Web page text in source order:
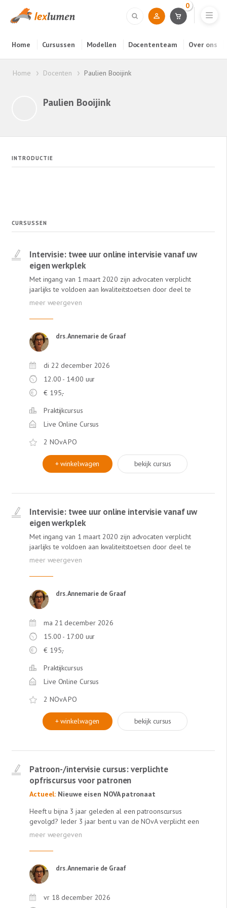
Home Cursussen Modellen Docententeam Over ons
0
Home Docenten Paulien Booijink
Paulien Booijink
INTRODUCTIE
CURSUSSEN
Intervisie: twee uur online intervisie vanaf uw
eigen werkplek
Met ingang van 1 maart 2020 zijn advocaten verplicht
jaarlijks te voldoen aan kwaliteitstoetsen door deel te
nemen aan een vorm van gestructureerde feedback,
zoals intervisie. In de Online Intervisie van Lexlumen
krijgt u van een ervaren gespreksleider én van collega's
ervaren intervisie-gespreksleider (ervaren trainer bij de
NOvA) staat garant voor een leerzame ervaring! Deze
intervisie is online! Dus geen reistijd!
drs. Annemarie de Graaf
di 22 december 2026
12.00 - 14:00 uur
€ 195,-
Praktijkcursus
Live Online Cursus
2 NOvA PO
+ winkelwagen bekijk cursus
Intervisie: twee uur online intervisie vanaf uw
eigen werkplek
Met ingang van 1 maart 2020 zijn advocaten verplicht
jaarlijks te voldoen aan kwaliteitstoetsen door deel te
nemen aan een vorm van gestructureerde feedback,
zoals intervisie. In de Online Intervisie van Lexlumen
krijgt u van een ervaren gespreksleider én van collega's
ervaren intervisie-gespreksleider (ervaren trainer bij de
NOvA) staat garant voor een leerzame ervaring! Deze
intervisie is online! Dus geen reistijd!
drs. Annemarie de Graaf
ma 21 december 2026
15.00 - 17:00 uur
€ 195,-
Praktijkcursus
Live Online Cursus
2 NOvA PO
+ winkelwagen bekijk cursus
Patroon-/intervisie cursus: verplichte
opfriscursus voor patronen
Actueel: Nieuwe eisen NOVA patronaat
Heeft u bijna 3 jaar geleden al een patroonscursus
gevolgd? Ieder 3 jaar bent u van de NOvA verplicht een
herhalingscursus te volgen om patroon te mogen blijven.
Deze kunt u combineren met Intervisie punten. Daarom
organiseert Lexlumen speciaal voor u de
eindtermen die de NOvA in dit kader heeft opgesteld:
Eigen expertise overdragen Coaching- en
begeleidingsvaardigheden en andere persoonlijke
kwaliteiten van de patroon Gespreksvaardigheden,
drs. Annemarie de Graaf
vr 18 december 2026